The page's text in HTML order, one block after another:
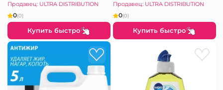
Продавец: ULTRA DISTRIBUTION
0(0)
Купить быстро
Продавец: ULTRA DISTRIBUTION
0(0)
Купить быстро